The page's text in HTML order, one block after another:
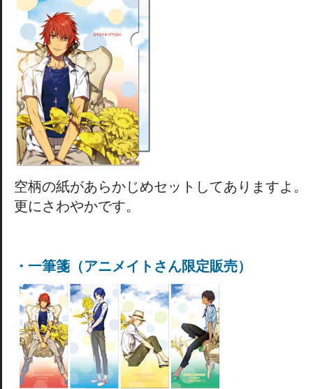
空柄の紙があらかじめセットしてありますよ。
更にさわやかです。
・一筆箋（アニメイトさん限定販売）